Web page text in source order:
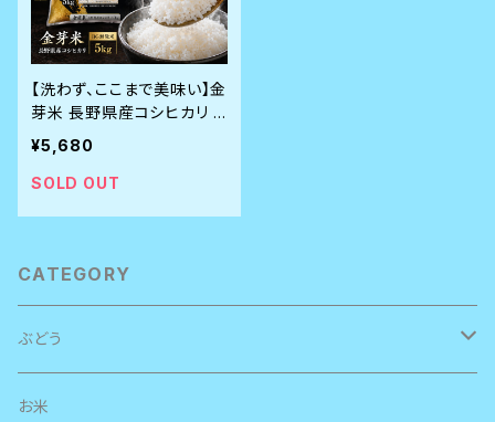
【洗わず、ここまで美味い】金
芽米 長野県産コシヒカリ 5
kg BG無洗米｜甘み・栄養
を残す特別精米【4月27日
から発送】
¥5,680
SOLD OUT
CATEGORY
ぶどう
シャインマスカット
お米